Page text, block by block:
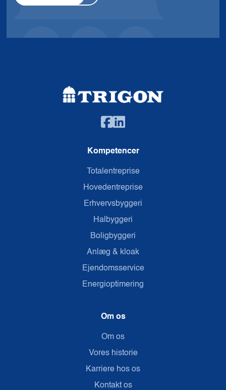
Kompetencer
Totalentreprise
Hovedentreprise
Erhvervsbyggeri
Halbyggeri
Boligbyggeri
Anlæg & kloak
Ejendomsservice
Energioptimering
Om os
Om os
Vores historie
Karriere hos os
Kontakt os